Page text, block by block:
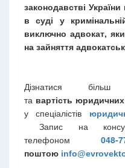
законодавстві
в суді у
виключно адвокат,
на зайняття
Дізнатися більш
та вартість юридичних
у спеціалістів
Запис на
телефоном
048-
поштою